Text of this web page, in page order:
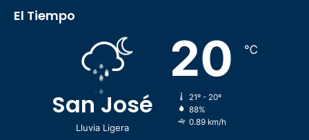
El Tiempo
San José
Lluvia Ligera
20 ℃
21º - 20º
88%
0.89 km/h